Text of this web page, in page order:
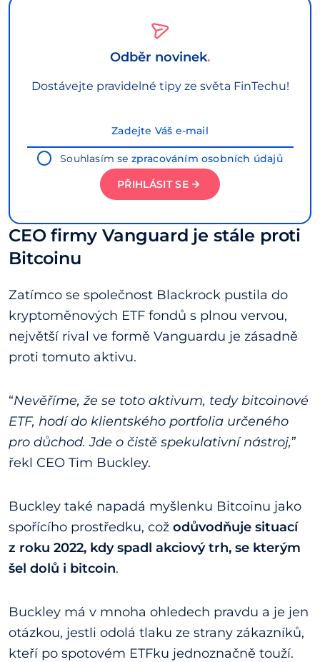
Odběr novinek
Dostávejte pravidelné tipy ze světa FinTechu!
Souhlasím se zpracováním osobních údajů
PŘIHLÁSIT SE
CEO firmy Vanguard je stále proti
Bitcoinu
Zatímco se společnost Blackrock pustila do
kryptoměnových ETF fondů s plnou vervou,
největší rival ve formě Vanguardu je zásadně
proti tomuto aktivu.
“Nevěříme, že se toto aktivum, tedy bitcoinové
ETF, hodí do klientského portfolia určeného
pro důchod. Jde o čistě spekulativní nástroj,”
řekl CEO Tim Buckley.
Buckley také napadá myšlenku Bitcoinu jako
spořícího prostředku, což odůvodňuje situací
z roku 2022, kdy spadl akciový trh, se kterým
šel dolů i bitcoin.
Buckley má v mnoha ohledech pravdu a je jen
otázkou, jestli odolá tlaku ze strany zákazníků,
kteří po spotovém ETFku jednoznačně touží.